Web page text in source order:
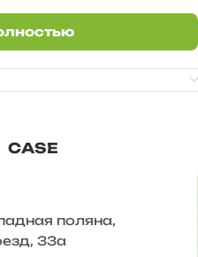
и аксессуаров.
мебелью для
стиля и комфорта,
о Вашем доме.
модулей. Также есть
подходит для
закрывают
места для хранения.
CASE
поляна,
33а